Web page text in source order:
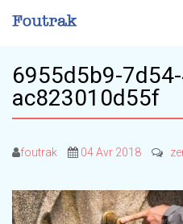
6955d5b9-
ac823010d55f
foutrak 04 Avr 2018